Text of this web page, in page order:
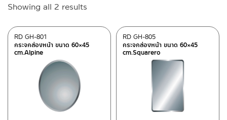
แบรนด์
RASLAND
กระจก
Showing all 2 results
latest
กระจกส่องหน้า ขนาด 60×45
cm.Alpine
RD GH-801
กระจกส่องหน้า ขนาด 60×45
cm.Squarero
RD GH-805